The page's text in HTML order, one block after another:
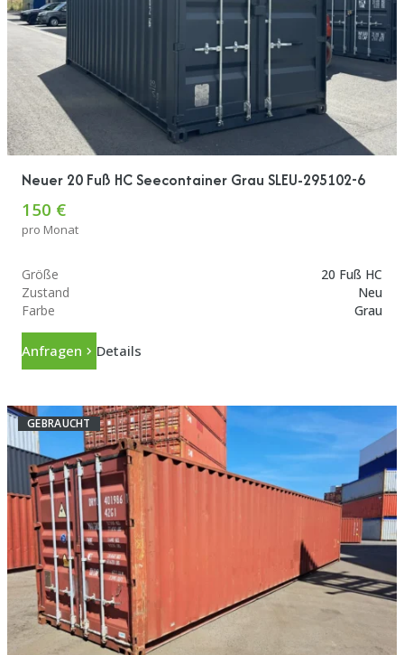
Neuer 20 Fuß HC Seecontainer Grau SLEU-295102-6
150 €
pro Monat
Größe
20 Fuß HC
Zustand
Neu
Farbe
Grau
Anfragen Details
GEBRAUCHT